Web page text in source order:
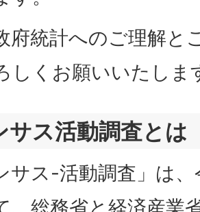
府統計へのご理解と
しくお願いいたしま
サス活動調査とは
サス-活動調査」は
、総務省と経済産業